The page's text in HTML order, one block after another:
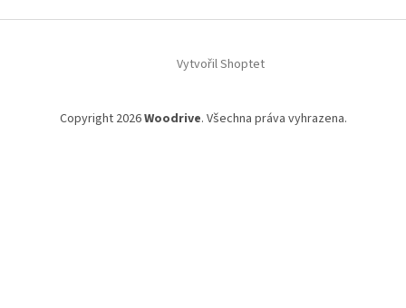
Vytvořil Shoptet
Copyright 2026Woodrive. Všechna práva vyhrazena.